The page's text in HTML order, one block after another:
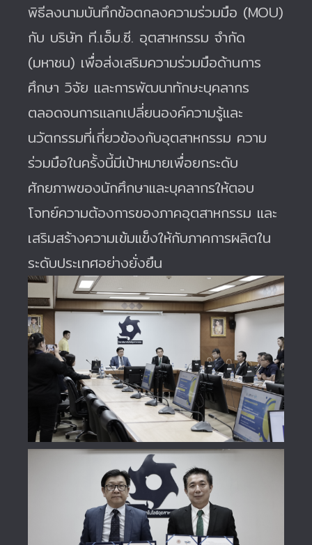
พิธีลงนามบันทึกข้อตกลงความร่วมมือ (MOU)
กับ บริษัท ที.เอ็ม.ซี. อุตสาหกรรม จำกัด
(มหาชน) เพื่อส่งเสริมความร่วมมือด้านการ
ศึกษา วิจัย และการพัฒนาทักษะบุคลากร
ตลอดจนการแลกเปลี่ยนองค์ความรู้และ
นวัตกรรมที่เกี่ยวข้องกับอุตสาหกรรม ความ
ร่วมมือในครั้งนี้มีเป้าหมายเพื่อยกระดับ
ศักยภาพของนักศึกษาและบุคลากรให้ตอบ
โจทย์ความต้องการของภาคอุตสาหกรรม และ
เสริมสร้างความเข้มแข็งให้กับภาคการผลิตใน
ระดับประเทศอย่างยั่งยืน